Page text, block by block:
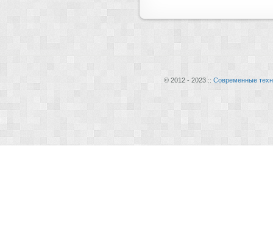
© 2012 - 2023 :: Современные